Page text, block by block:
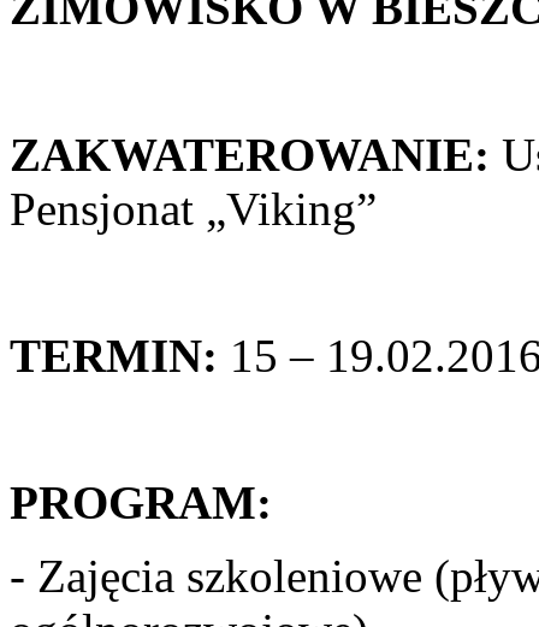
ZAKWATEROWANIE:
Pensjonat „Viking”
TERMIN: 15 –
PROGRAM:
- Zajęcia szkoleniowe